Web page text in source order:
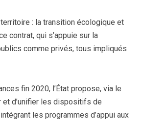
territoire : la transition écologique et
contrat, qui s’appuie sur la
comme privés, tous impliqués
fin 2020, l’État propose, via le
d’unifier les dispositifs de
les programmes d’appui aux